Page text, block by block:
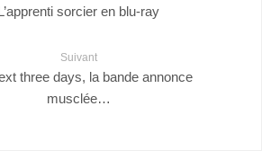
sorcier en blu-ray
Suivant
three days, la bande annonce
musclée…